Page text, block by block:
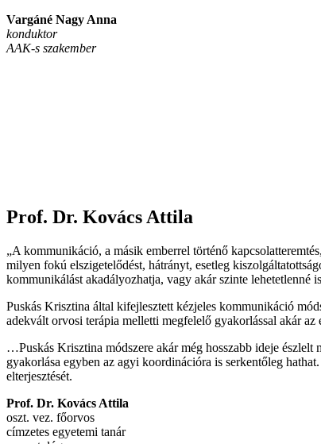
Vargáné Nagy Anna
konduktor
AAK-s szakember
Prof. Dr. Kovács Attila
„A kommunikáció, a másik emberrel történő
milyen fokú elszigetelődést, hátrányt, esetleg
kommunikálást akadályozhatja, vagy akár szinte lehetetlenné
Puskás Krisztina által kifejlesztett kézjeles kommunikáció
adekvált orvosi terápia melletti megfelelő gyakorlással akár
…Puskás Krisztina módszere akár még hosszabb ideje
gyakorlása egyben az agyi koordinációra is serkentőleg
elterjesztését.
Prof. Dr. Kovács Attila
oszt. vez. főorvos
címzetes egyetemi tanár